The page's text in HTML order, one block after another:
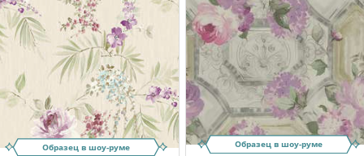
Образец в шоу-руме Образец в шоу-руме